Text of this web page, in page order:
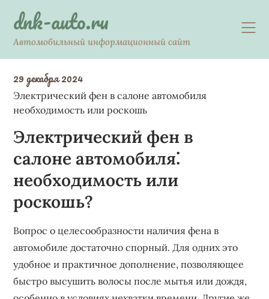
contentdnk-auto.ru
Автомобильный информационный сайт
29 декабря 2024
Электрический фен в салоне автомобиля
необходимость или роскошь
Электрический фен в
салоне автомобиля⁚
необходимость или
роскошь?
Вопрос о целесообразности наличия фена в
автомобиле достаточно спорный. Для одних это
удобное и практичное дополнение, позволяющее
быстро высушить волосы после мытья или дождя,